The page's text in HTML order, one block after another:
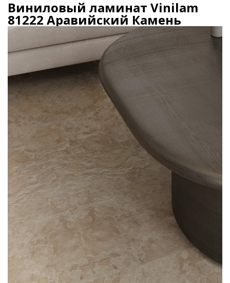
Виниловый ламинат Vinilam
81222 Аравийский Камень